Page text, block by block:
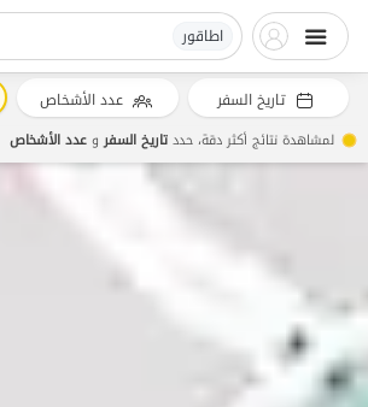
اطاقور
تاريخ السفر عدد الأشخاص
لمشاهدة نتائج أكثر دقة، حددتاريخ السفروعدد الأشخاص